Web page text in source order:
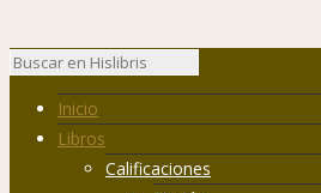
Inicio
Libros
Calificaciones